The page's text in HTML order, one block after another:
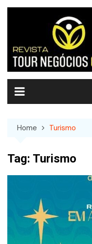
Skip
Home Turismo
Tag: Turismo